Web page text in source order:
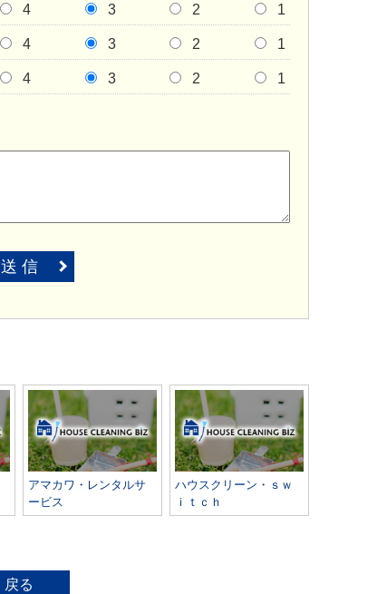
4 3 2 1
4 3 2 1
4 3 2 1
送 信
アマカワ・レンタルサ
ービス
ハウスクリーン・ｓｗ
ｉｔｃｈ
戻る